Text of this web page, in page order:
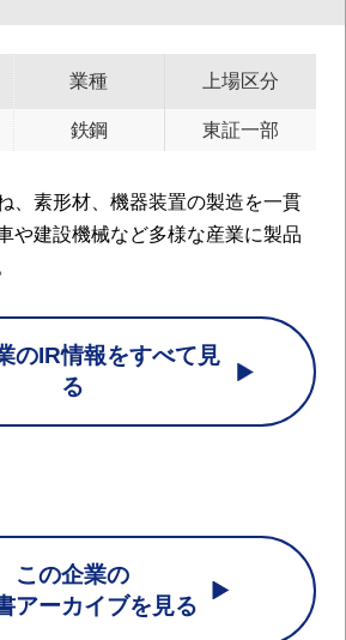
業種
鉄鋼
上場区分
東証一部
、素形材、機器装置の製造を一貫
や建設機械など多様な産業に製品
のIR情報をすべて見
る
この企業の
アーカイブを見る